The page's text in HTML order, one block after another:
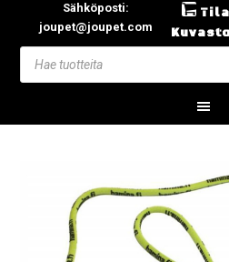
Sähköposti:
joupet@joupet.com